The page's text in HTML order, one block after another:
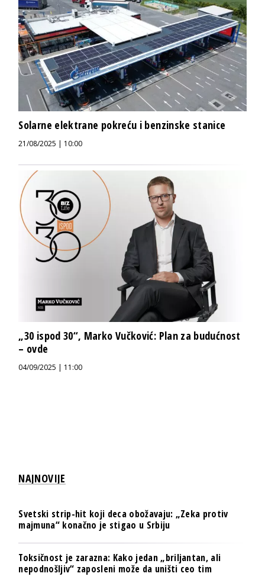
Solarne elektrane pokreću i benzinske stanice
21/08/2025 | 10:00
„30 ispod 30“, Marko Vučković: Plan za budućnost
– ovde
04/09/2025 | 11:00
NAJNOVIJE
Svetski strip-hit koji deca obožavaju: „Zeka protiv
majmuna“ konačno je stigao u Srbiju
Toksičnost je zarazna: Kako jedan „briljantan, ali
nepodnošljiv“ zaposleni može da uništi ceo tim